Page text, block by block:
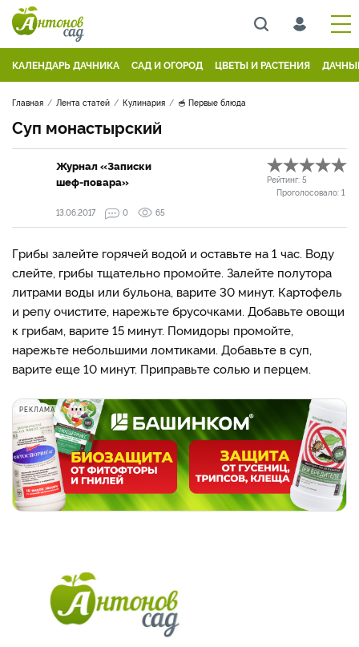
КАЛЕНДАРЬ ДАЧНИКА САД И ОГОРОД ЦВЕТЫ И РАСТЕНИЯ
Главная Лента статей Кулинария 🥣 Первые блюда
Суп монастырский
Журнал «Записки
шеф-повара»
Рейтинг: 5
Проголосовало: 1
13.06.2017
0 65
Грибы залейте горячей водой и оставьте на 1 час. Воду
слейте, грибы тщательно промойте. Залейте полутора
литрами воды или бульона, варите 30 минут. Картофель
и репу очистите, нарежьте брусочками. Добавьте овощи
к грибам, варите 15 минут. Помидоры промойте,
нарежьте небольшими ломтиками. Добавьте в суп,
варите еще 10 минут. Приправьте солью и перцем.
РЕКЛАМА